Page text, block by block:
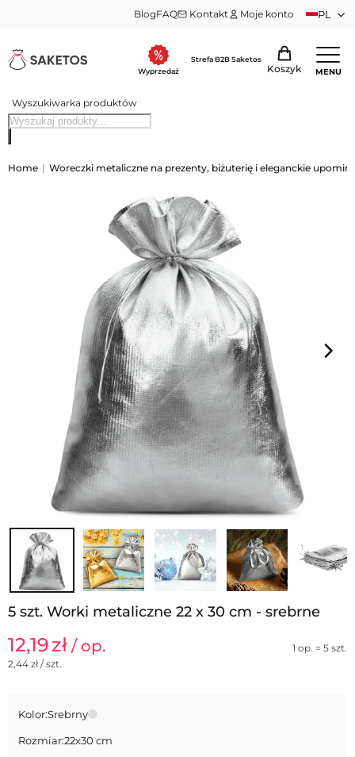
BlogFAQ Kontakt Moje konto PL
Wyszukiwarka produktów
Wyprzedaż
Strefa B2B Saketos
Koszyk MENU
Home | Woreczki metaliczne na prezenty, biżuterię i eleganckie
5 szt. Worki metaliczne 22 x 30 cm - srebrne
12,19zł / op.
1 op. = 5 szt.
2,44 zł / szt.
Kolor:Srebrny
Rozmiar:22x30 cm